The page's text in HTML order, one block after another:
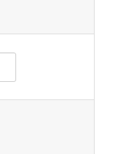
れ
て
い
る
れ
る